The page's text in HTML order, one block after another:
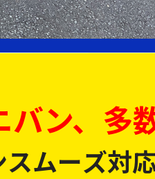
ン、多
ムーズ対応